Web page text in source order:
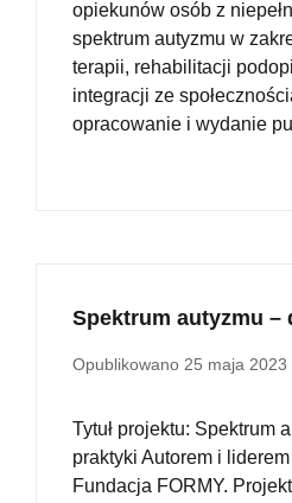
opiekunów osób z
spektrum autyzmu w
terapii, rehabilitacji
integracji ze
opracowanie i wydanie
Spektrum autyzmu –
Opublikowano 25 maja 2023
Tytuł projektu: Spektrum
praktyki Autorem i
Fundacja FORMY.